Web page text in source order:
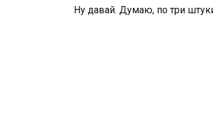
Ну давай. Думаю, по три